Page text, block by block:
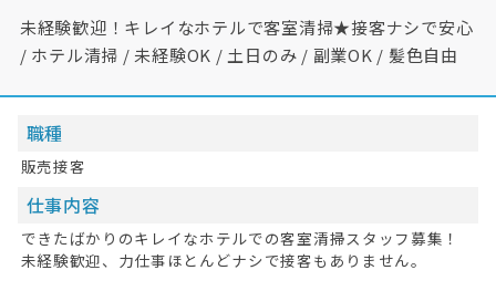
未経験歓迎！キレイなホテルで客室清掃★接客ナシで安心
/ ホテル清掃 / 未経験OK / 土日のみ / 副業OK / 髪色自由
職種
販売接客
仕事内容
できたばかりのキレイなホテルでの客室清掃スタッフ募集！
未経験歓迎、力仕事ほとんどナシで接客もありません。